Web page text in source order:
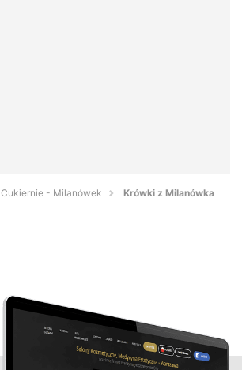
Cukiernie - Milanówek Krówki z Milanówka